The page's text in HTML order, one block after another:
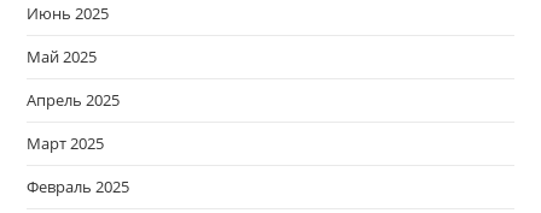
Июнь 2025
Май 2025
Апрель 2025
Март 2025
Февраль 2025